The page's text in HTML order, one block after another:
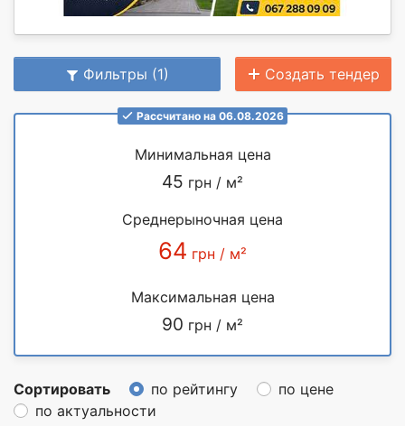
Фильтры (1) Создать тендер
Рассчитано на 06.08.2026
Минимальная цена
45 грн / м²
Среднерыночная цена
64 грн / м²
Максимальная цена
90 грн / м²
Сортировать по рейтингу
по цене
по актуальности